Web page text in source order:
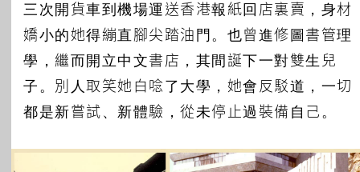
三次開貨車到機場運送香港報紙回店裏賣，身材
嬌小的她得繃直腳尖踏油門。也曾進修圖書管理
學，繼而開立中文書店，其間誕下一對雙生兒
子。別人取笑她白唸了大學，她會反駁道，一切
都是新嘗試、新體驗，從未停止過裝備自己。